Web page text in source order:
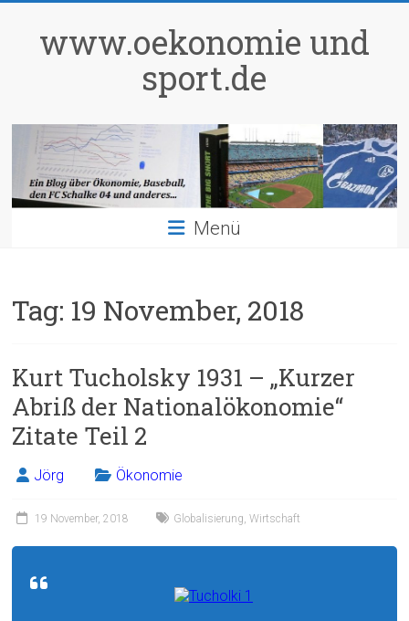
springenwww.oekonomie und
sport.de
Menü
Tag: 19 November, 2018
Kurt Tucholsky 1931 – „Kurzer
Abriß der Nationalökonomie“
Zitate Teil 2
Jörg Ökonomie
19 November, 2018 Globalisierung,Wirtschaft